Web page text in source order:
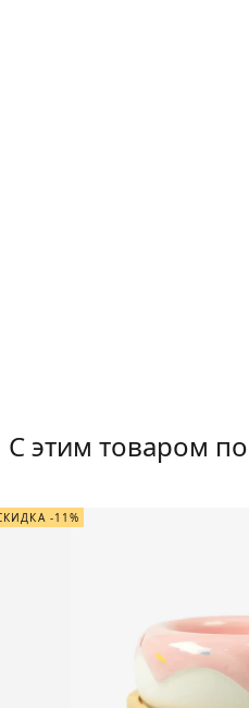
С этим товаром
-11%